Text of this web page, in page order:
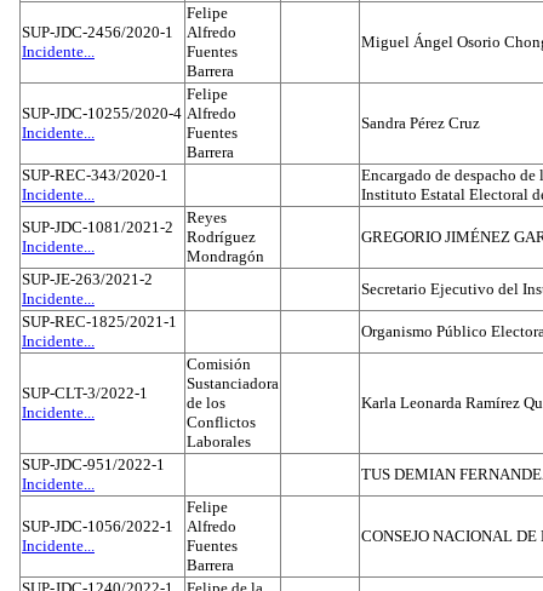
SUP-JDC-2456/2020-1
Incidente...
Felipe
Alfredo
Fuentes
Barrera
Miguel Ángel Osorio
SUP-JDC-10255/2020-4
Incidente...
Felipe
Alfredo
Fuentes
Barrera
Sandra Pérez Cruz
SUP-REC-343/2020-1
Incidente...
Encargado de despacho
Instituto Estatal Electoral
SUP-JDC-1081/2021-2
Incidente...
Reyes
Rodríguez
Mondragón
GREGORIO JIMÉNEZ
SUP-JE-263/2021-2
Incidente...
Secretario Ejecutivo del
SUP-REC-1825/2021-1
Incidente...
Organismo Público
SUP-CLT-3/2022-1
Incidente...
Comisión
Sustanciadora
de los
Conflictos
Laborales
Karla Leonarda Ramírez
SUP-JDC-951/2022-1
Incidente...
TUS DEMIAN
SUP-JDC-1056/2022-1
Incidente...
Felipe
Alfredo
Fuentes
Barrera
CONSEJO NACIONAL